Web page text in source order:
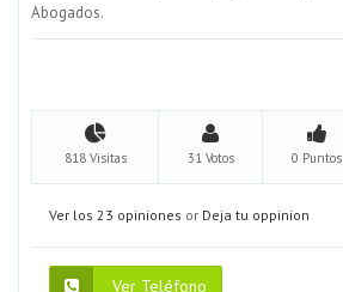
Abogados.
818 Visitas 31 Votos 0 Puntos
Ver los 23 opiniones or Deja tu oppinion
Ver Teléfono